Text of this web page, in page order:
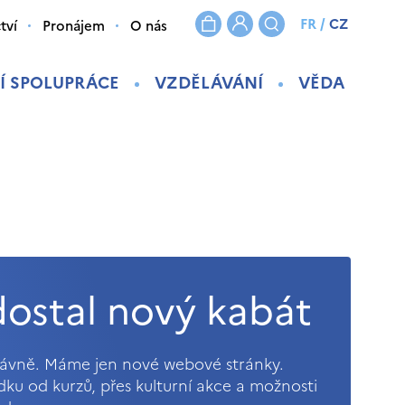
SPOLUPRÁCE VZDĚLÁVÁNÍ VĚDA
Pronájem O nás FR/CZ
nový kabát
Máme jen nové webové stránky.
od kurzů, přes kulturní akce a možnosti